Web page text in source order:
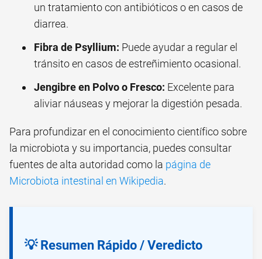
un tratamiento con antibióticos o en casos de
diarrea.
Fibra de Psyllium: Puede ayudar a regular el
tránsito en casos de estreñimiento ocasional.
Jengibre en Polvo o Fresco: Excelente para
aliviar náuseas y mejorar la digestión pesada.
Para profundizar en el conocimiento científico sobre
la microbiota y su importancia, puedes consultar
fuentes de alta autoridad como la página de
Microbiota intestinal en Wikipedia.
💡 Resumen Rápido / Veredicto